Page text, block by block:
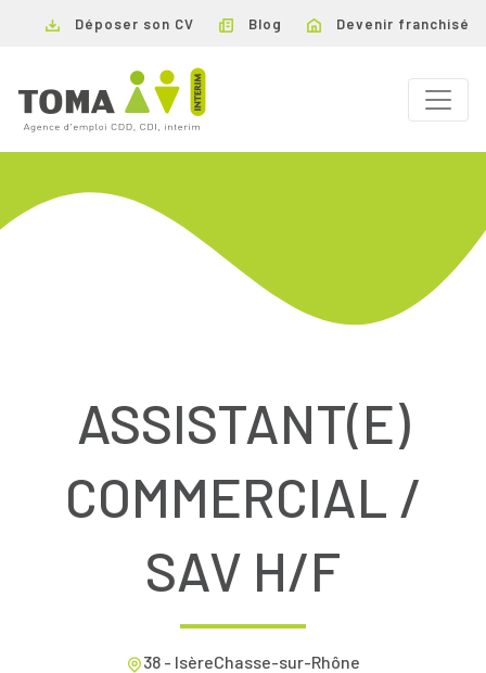
Déposer son CV Blog Devenir franchisé
ASSISTANT(E)
COMMERCIAL /
SAV H/F
38 - IsèreChasse-sur-Rhône